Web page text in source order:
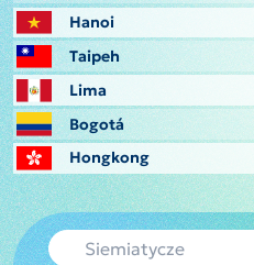
Hanoi
Taipeh
Lima
Bogotá
Hongkong